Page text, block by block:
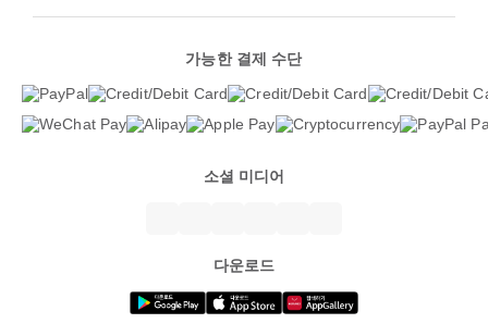
가능한 결제 수단
소셜 미디어
다운로드